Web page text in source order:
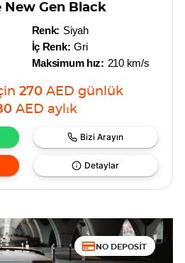
New Gen Black
Renk: Siyah
İç Renk: Gri
Maksimum hız: 210 km/s
270 AED günlük
AED aylık
Bizi Arayın
Detaylar
NO DEPOSIT